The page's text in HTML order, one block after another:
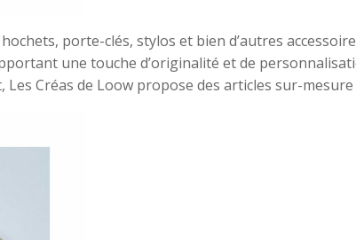
porte-clés, stylos et bien d’autres
une touche d’originalité et de
Créas de Loow propose des articles sur-mesure